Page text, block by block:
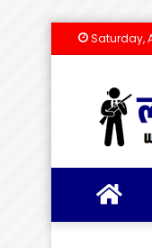
Saturday,
होम